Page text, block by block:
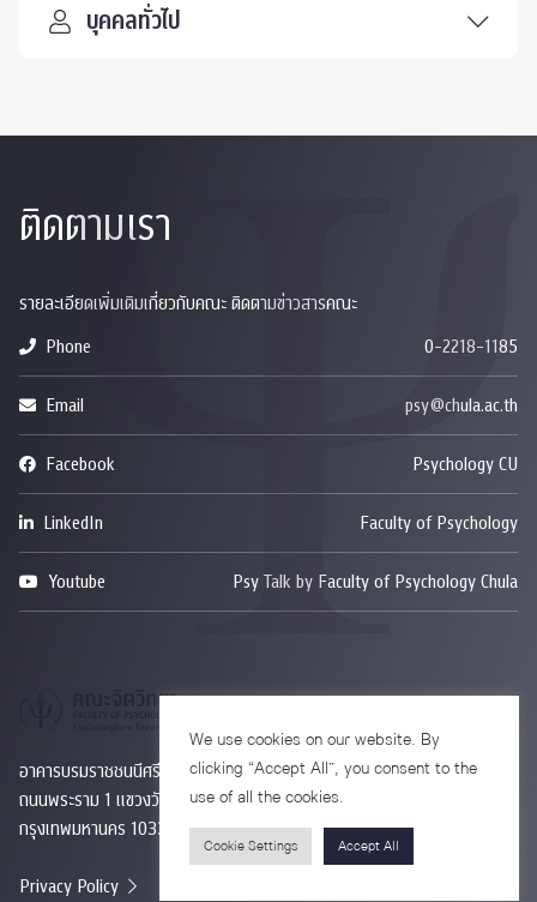
บุคคลทั่วไป
ติดตามเรา
รายละเอียดเพิ่มเติมเกี่ยวกับคณะ ติดตามข่าวสารคณะ
Phone
0-2218-1185
Email psy@chula.ac.th
Facebook Psychology CU
LinkedIn Faculty of Psychology
Youtube Psy Talk by Faculty of Psychology Chula
อาคารบรมราชชนนีศรีศตพรรษ ชั้น 7
ถนนพระราม 1 แขวงวังใหม่ เขตปทุมวัน
กรุงเทพมหานคร 10330
Privacy Policy
We use cookies on our website. By
clicking “Accept All”, you consent to the
use of all the cookies.
Cookie Settings Accept All